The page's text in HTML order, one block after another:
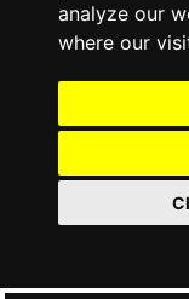
analyze our
where our